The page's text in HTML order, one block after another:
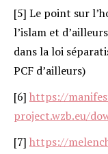
[5] Le point sur
l’islam et
dans la loi
PCF d’ailleurs)
[6] https://
project.wzb.eu/
[7] https://